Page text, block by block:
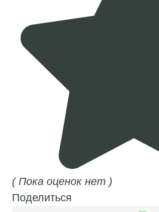
( Пока оценок нет )
Поделиться